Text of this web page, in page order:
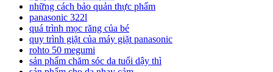
những cách bảo quản thực phẩm
panasonic 322l
quá trình mọc răng của bé
quy trình giặt của máy giặt panasonic
rohto 50 megumi
sản phẩm chăm sóc da tuổi dậy thì